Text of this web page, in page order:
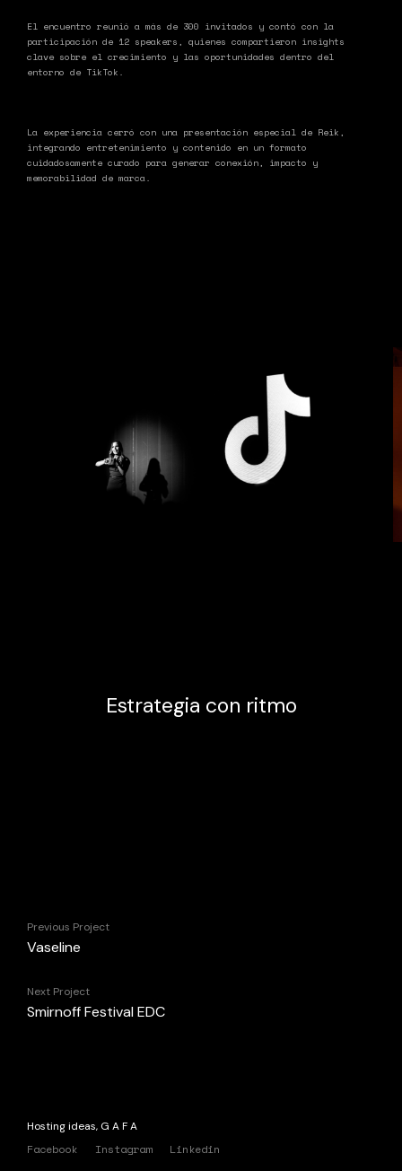
El encuentro reunió a más de 300 invitados y contó con la
participación de 12 speakers , quienes compartieron insights
clave sobre el crecimiento y las oportunidades dentro del
entorno de TikTok.
La experiencia cerró con una presentación especial de Reik ,
integrando entretenimiento y contenido en un formato
cuidadosamente curado para generar conexión, impacto y
memorabilidad de marca.
Estrategia con ritmo
Previous Project
Vaseline
Next Project
Smirnoff Festival EDC
Hosting ideas, G A F A
Facebook Instagram Linkedin